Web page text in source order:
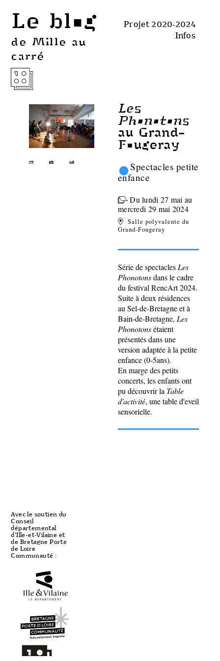
Le blog
de Mille au
carré
Projet 2020-2024
Infos
Les
Phonotons
au Grand-
Fougeray
• Spectacles petite
enfance
Du lundi 27 mai au
mercredi 29 mai 2024
Salle polyvalente du
Grand-Fougeray
Série de spectaclesLes
Phonotonsdans le cadre
du festival RencArt 2024.
Suite à deux résidences
au Sel-de-Bretagne et à
Bain-de-Bretagne, Les
Phonotonsétaient
présentés dans une
version adaptée à la petite
enfance (0-5ans).
En marge des petits
concerts, les enfants ont
pu découvrir la Table
d'activité, une table d'eveil
sensorielle.
Avec le soutien du
Conseil
départemental
d'Ille-et-Vilaine et
de Bretagne Porte
de Loire
Communauté :